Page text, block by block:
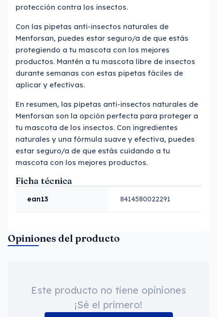
protección contra los insectos.
Con las pipetas anti-insectos naturales de
Menforsan, puedes estar seguro/a de que estás
protegiendo a tu mascota con los mejores
productos. Mantén a tu mascota libre de insectos
durante semanas con estas pipetas fáciles de
aplicar y efectivas.
En resumen, las pipetas anti-insectos naturales de
Menforsan son la opción perfecta para proteger a
tu mascota de los insectos. Con ingredientes
naturales y una fórmula suave y efectiva, puedes
estar seguro/a de que estás cuidando a tu
mascota con los mejores productos.
Ficha técnica
ean13 8414580022291
Opiniones del producto
Este producto no tiene opiniones
¡Sé el primero!